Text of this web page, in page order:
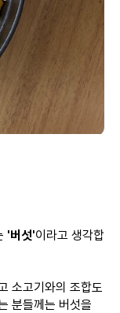
'버섯'이라고 생각합
소고기와의 조합도
분들께는 버섯을